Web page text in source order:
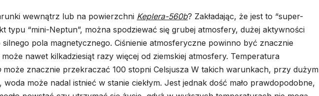
wewnątrz lub na powierzchni Keplera-560b? Zakładając, że jest to “super-
typu “mini-Neptun”, można spodziewać się grubej atmosfery, dużej aktywności
pola magnetycznego. Ciśnienie atmosferyczne powinno być znacznie
nawet kilkadziesiąt razy więcej od ziemskiej atmosfery. Temperatura
może znacznie przekraczać 100 stopni Celsjusza W takich warunkach, przy dużym
może nadal istnieć w stanie ciekłym. Jest jednak dość mało prawdopodobne,